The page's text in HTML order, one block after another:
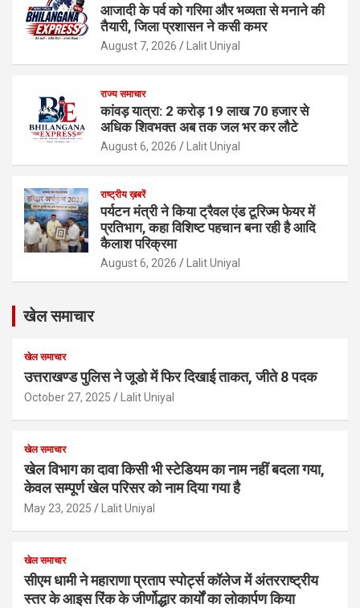
आजादी के पर्व को गरिमा और भव्यता से मनाने की
तैयारी, जिला प्रशासन ने कसी कमर
August 7, 2026 Lalit Uniyal
राज्य समाचार
कांवड़ यात्रा: 2 करोड़ 19 लाख 70 हजार से
अधिक शिवभक्त अब तक जल भर कर लौटे
August 6, 2026 Lalit Uniyal
राष्ट्रीय ख़बरें
पर्यटन मंत्री ने किया ट्रैवल एंड टूरिज्म फेयर में
प्रतिभाग, कहा विशिष्ट पहचान बना रही है आदि
कैलाश परिक्रमा
August 6, 2026 Lalit Uniyal
खेल समाचार
खेल समाचार
उत्तराखण्ड पुलिस ने जूडो में फिर दिखाई ताकत, जीते 8 पदक
October 27, 2025 Lalit Uniyal
खेल समाचार
खेल विभाग का दावा किसी भी स्टेडियम का नाम नहीं बदला गया,
केवल सम्पूर्ण खेल परिसर को नाम दिया गया है
May 23, 2025 Lalit Uniyal
खेल समाचार
सीएम धामी ने महाराणा प्रताप स्पोर्ट्स कॉलेज में अंतरराष्ट्रीय
स्तर के आइस रिंक के जीर्णोद्धार कार्यों का लोकार्पण किया